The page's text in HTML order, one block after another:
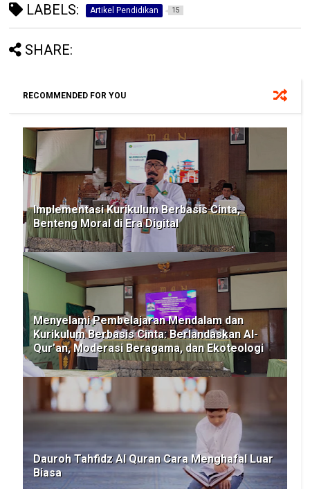
LABELS: Artikel Pendidikan 15
SHARE:
RECOMMENDED FOR YOU
Implementasi Kurikulum Berbasis Cinta,
Benteng Moral di Era Digital
Menyelami Pembelajaran Mendalam dan
Kurikulum Berbasis Cinta: Berlandaskan Al-
Qur’an, Moderasi Beragama, dan Ekoteologi
Dauroh Tahfidz Al Quran Cara Menghafal Luar
Biasa